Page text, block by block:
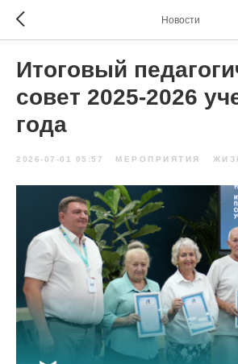
Новости
Итоговый
совет 2025-2026
года
2026-07-01 05:57 МЕРОПРИЯТИЯ